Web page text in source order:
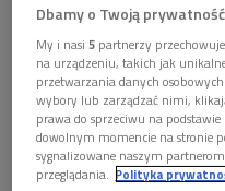
 28'34
Eugenio Barba.
(Notatnik Dwójki)
Dbamy o Twoją prywatność
My i nasi5 partnerzy
na urządzeniu, takich jak
przetwarzania danych
wybory lub zarządzać nimi,
prawa do sprzeciwu na
dowolnym momencie na stronie
sygnalizowane naszym
przeglądania. Polityka